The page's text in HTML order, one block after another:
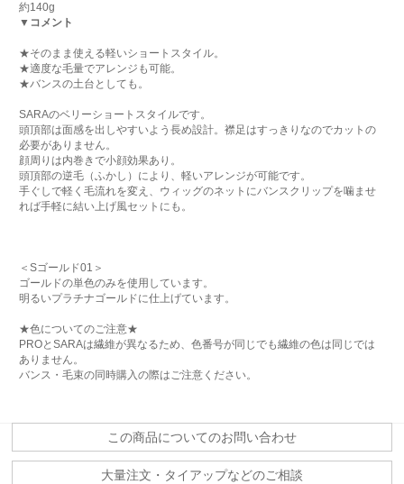
約140g
▼コメント
★そのまま使える軽いショートスタイル。
★適度な毛量でアレンジも可能。
★バンスの土台としても。
SARAのベリーショートスタイルです。
頭頂部は面感を出しやすいよう長め設計。襟足はすっきりなのでカットの
必要がありません。
顔周りは内巻きで小顔効果あり。
頭頂部の逆毛（ふかし）により、軽いアレンジが可能です。
手ぐしで軽く毛流れを変え、ウィッグのネットにバンスクリップを噛ませ
れば手軽に結い上げ風セットにも。
＜Sゴールド01＞
ゴールドの単色のみを使用しています。
明るいプラチナゴールドに仕上げています。
★色についてのご注意★
PROとSARAは繊維が異なるため、色番号が同じでも繊維の色は同じでは
ありません。
バンス・毛束の同時購入の際はご注意ください。
この商品についてのお問い合わせ
大量注文・タイアップなどのご相談